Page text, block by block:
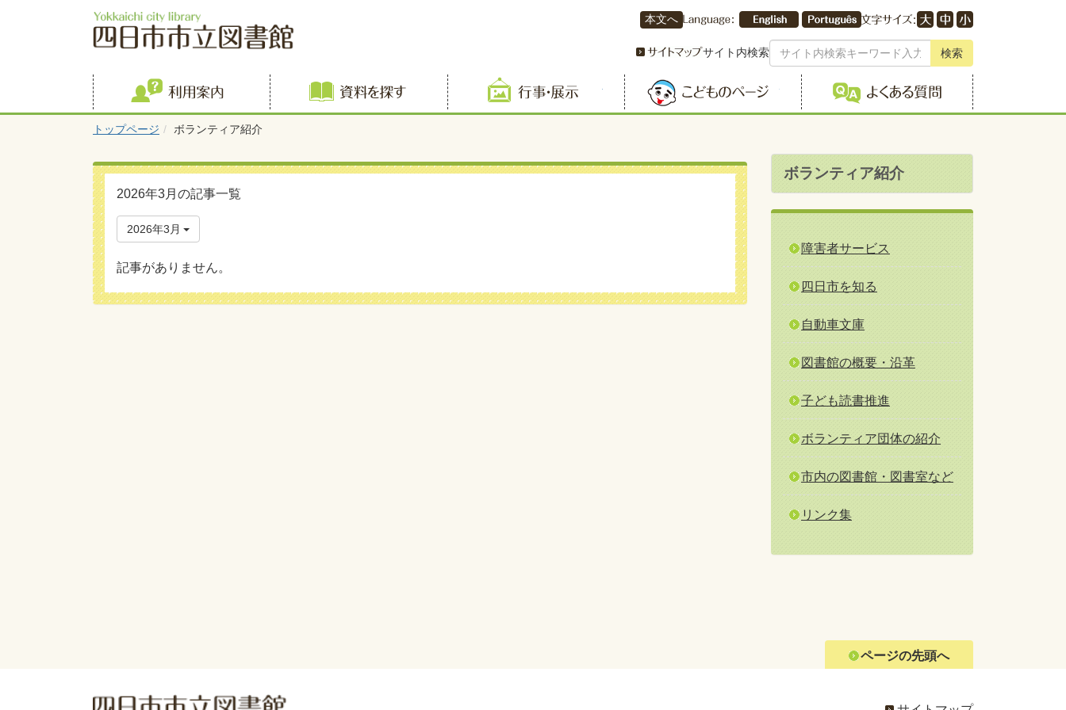
本文へ
サイト内検索 検索
利用案内 資料を探す 行事・展示 こどものページ よくある質問
トップページ ボランティア紹介
2026年3月の記事一覧
2026年3月
記事がありません。
ボランティア紹介
障害者サービス
四日市を知る
自動車文庫
図書館の概要・沿革
子ども読書推進
ボランティア団体の紹介
市内の図書館・図書室など
リンク集
ページの先頭へ